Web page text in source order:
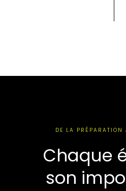
DE LA
Chaque
son